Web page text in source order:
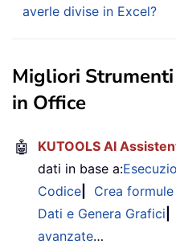
averle divise in Excel?
Migliori
in Office
🤖 KUTOOLS AI
dati in base a:
Codice
Crea
Dati e Genera Grafici
avanzate…